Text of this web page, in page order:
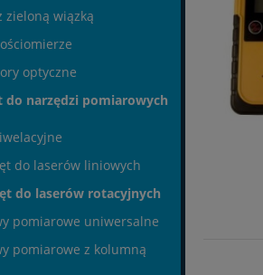
zieloną wiązką
optyczne
do narzędzi pomiarowych
do laserów liniowych
do laserów rotacyjnych
pomiarowe uniwersalne
pomiarowe z kolumną